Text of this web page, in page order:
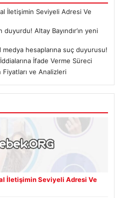
İletişimin Seviyeli Adresi Ve
Altay Bayındır’ın yeni
medya hesaplarına suç duyurusu!
İfade Verme Süreci
ve Analizleri
İletişimin Seviyeli Adresi Ve